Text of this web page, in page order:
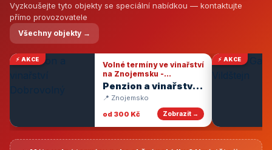
Vyzkoušejte tyto objekty se speciální nabídkou — kontaktujte
přímo provozovatele
Všechny objekty →
⚡ AKCE
Volné termíny ve vinařství
na Znojemsku -
degustace vín
Penzion a vinařství
Dobrovolný
📍 Znojemsko
od 300 Kč
Zobrazit →
⚡ AKCE